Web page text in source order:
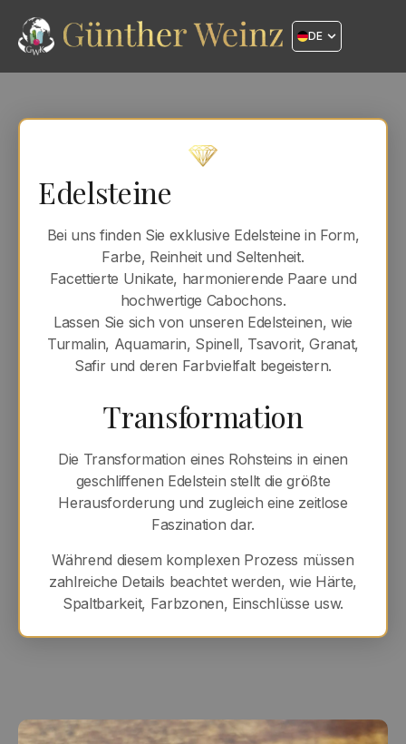
DE
Edelsteine
Bei uns finden Sie exklusive Edelsteine in Form,
Farbe, Reinheit und Seltenheit.
Facettierte Unikate, harmonierende Paare und
hochwertige Cabochons.
Lassen Sie sich von unseren Edelsteinen, wie
Turmalin, Aquamarin, Spinell, Tsavorit, Granat,
Safir und deren Farbvielfalt begeistern.
Transformation
Die Transformation eines Rohsteins in einen
geschliffenen Edelstein stellt die größte
Herausforderung und zugleich eine zeitlose
Faszination dar.
Während diesem komplexen Prozess müssen
zahlreiche Details beachtet werden, wie Härte,
Spaltbarkeit, Farbzonen, Einschlüsse usw.